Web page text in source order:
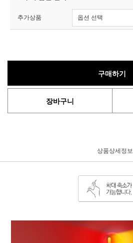
추가상품
구매하기
장바구니
상품상세정보